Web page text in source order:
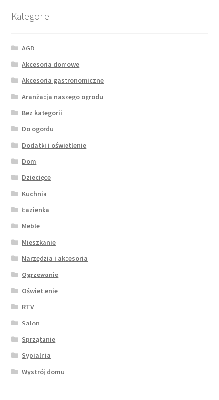
Kategorie
AGD
Akcesoria domowe
Akcesoria gastronomiczne
Aranżacja naszego ogrodu
Bez kategorii
Do ogordu
Dodatki i oświetlenie
Dom
Dziecięce
Kuchnia
Łazienka
Meble
Mieszkanie
Narzędzia i akcesoria
Ogrzewanie
Oświetlenie
RTV
Salon
Sprzątanie
Sypialnia
Wystrój domu